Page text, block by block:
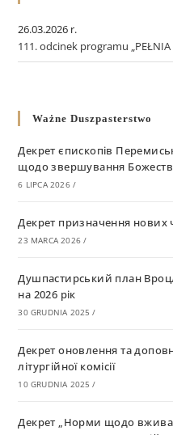
26.03.2026 r.
111. odcinek programu „PEŁNIA
Ważne Duszpasterstwo
Декрет єпископів
щодо звершування
6 LIPCA 2026 /
Декрет призначення нових
23 MARCA 2026 /
Душпастирський план
на 2026 рік
30 GRUDNIA 2025 /
Декрет оновлення та
літургійної комісії
10 GRUDNIA 2025 /
Декрет „Норми щодо